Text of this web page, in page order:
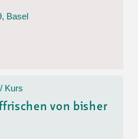
Basel
Kurs
von bisher